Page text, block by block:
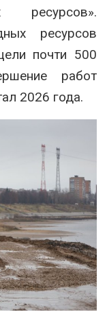
ресурсов».
ресурсов
почти 500
работ
2026 года.